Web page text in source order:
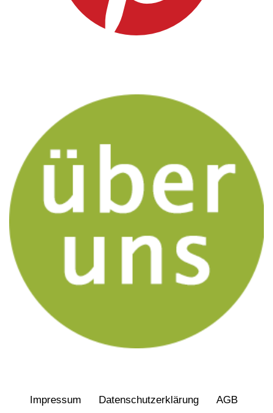
Impressum Daten­schutz­erklärung AGB